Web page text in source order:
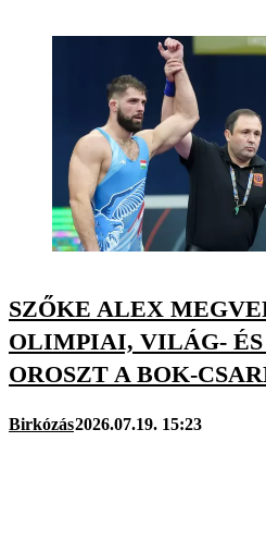
SZŐKE ALEX
OLIMPIAI, VILÁG- ÉS
OROSZT A BOK-
Birkózás2026.07.19. 15:23